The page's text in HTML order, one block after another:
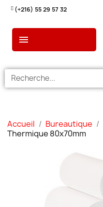
(+216) 55 29 57 32
Accueil Bureautique
Thermique 80x70mm